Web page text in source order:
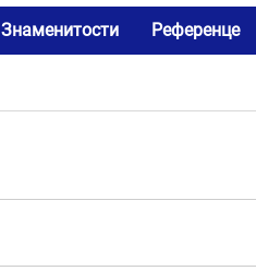
Знаменитости Референце